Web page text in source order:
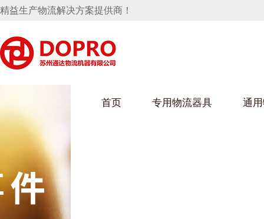
精益生产物流解决方案提供商！
首页 专用物流器具
葫芦娃下载最污架
保险杠料架
通
车
桶水箱支架
行业